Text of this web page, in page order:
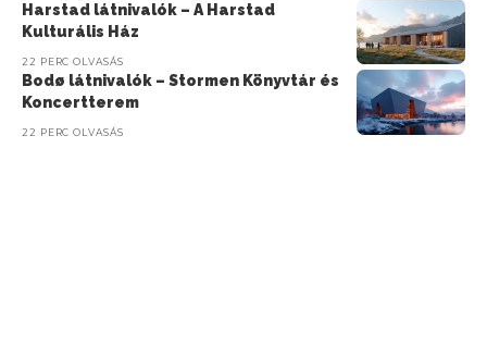
Harstad látnivalók – A Harstad
Kulturális Ház
22 PERC OLVASÁS
Bodø látnivalók – Stormen Könyvtár és
Koncertterem
22 PERC OLVASÁS